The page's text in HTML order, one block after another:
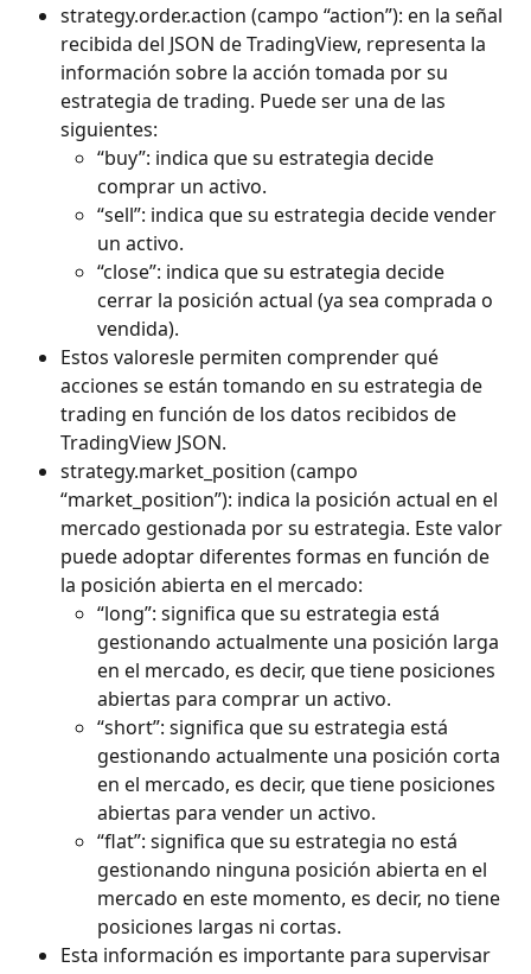
strategy.order.action (campo “action”): en la señal
recibida del JSON de TradingView, representa la
información sobre la acción tomada por su
estrategia de trading. Puede ser una de las
siguientes:
“buy”: indica que su estrategia decide
comprar un activo.
“sell”: indica que su estrategia decide vender
un activo.
“close”: indica que su estrategia decide
cerrar la posición actual (ya sea comprada o
vendida).
Estos valoresle permiten comprender qué
acciones se están tomando en su estrategia de
trading en función de los datos recibidos de
TradingView JSON.
strategy.market_position (campo
“market_position”): indica la posición actual en el
mercado gestionada por su estrategia. Este valor
puede adoptar diferentes formas en función de
la posición abierta en el mercado:
“long”: significa que su estrategia está
gestionando actualmente una posición larga
en el mercado, es decir, que tiene posiciones
abiertas para comprar un activo.
“short”: significa que su estrategia está
gestionando actualmente una posición corta
en el mercado, es decir, que tiene posiciones
abiertas para vender un activo.
“flat”: significa que su estrategia no está
gestionando ninguna posición abierta en el
mercado en este momento, es decir, no tiene
posiciones largas ni cortas.
Esta información es importante para supervisar